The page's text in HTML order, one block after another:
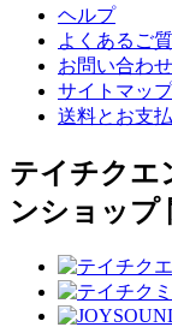
ヘルプ
よくあるご
お問い合わせ
サイトマップ
送料とお支
テイチクエ
ンショップ